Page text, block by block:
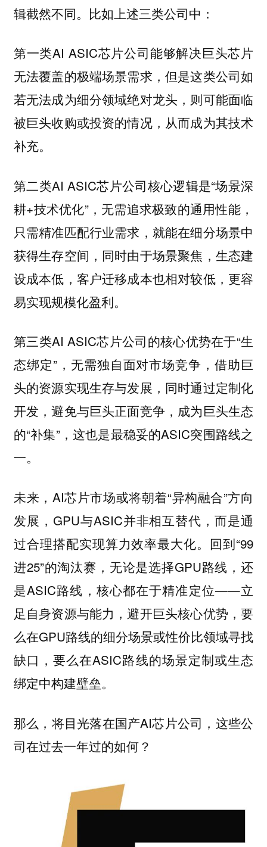
辑截然不同。比如上述三类公司中：
第一类AI ASIC芯片公司能够解决巨头芯片
无法覆盖的极端场景需求，但是这类公司如
若无法成为细分领域绝对龙头，则可能面临
被巨头收购或投资的情况，从而成为其技术
补充。
第二类AI ASIC芯片公司核心逻辑是“场景深
耕+技术优化”，无需追求极致的通用性能，
只需精准匹配行业需求，就能在细分场景中
获得生存空间，同时由于场景聚焦，生态建
设成本低，客户迁移成本也相对较低，更容
易实现规模化盈利。
第三类AI ASIC芯片公司的核心优势在于“生
态绑定”，无需独自面对市场竞争，借助巨
头的资源实现生存与发展，同时通过定制化
开发，避免与巨头正面竞争，成为巨头生态
的“补集”，这也是最稳妥的ASIC突围路线之
一。
未来，AI芯片市场或将朝着“异构融合”方向
发展，GPU与ASIC并非相互替代，而是通
过合理搭配实现算力效率最大化。回到“99
进25”的淘汰赛，无论是选择GPU路线，还
是ASIC路线，核心都在于精准定位——立
足自身资源与能力，避开巨头核心优势，要
么在GPU路线的细分场景或性价比领域寻找
缺口，要么在ASIC路线的场景定制或生态
绑定中构建壁垒。
那么，将目光落在国产AI芯片公司，这些公
司在过去一年过的如何？